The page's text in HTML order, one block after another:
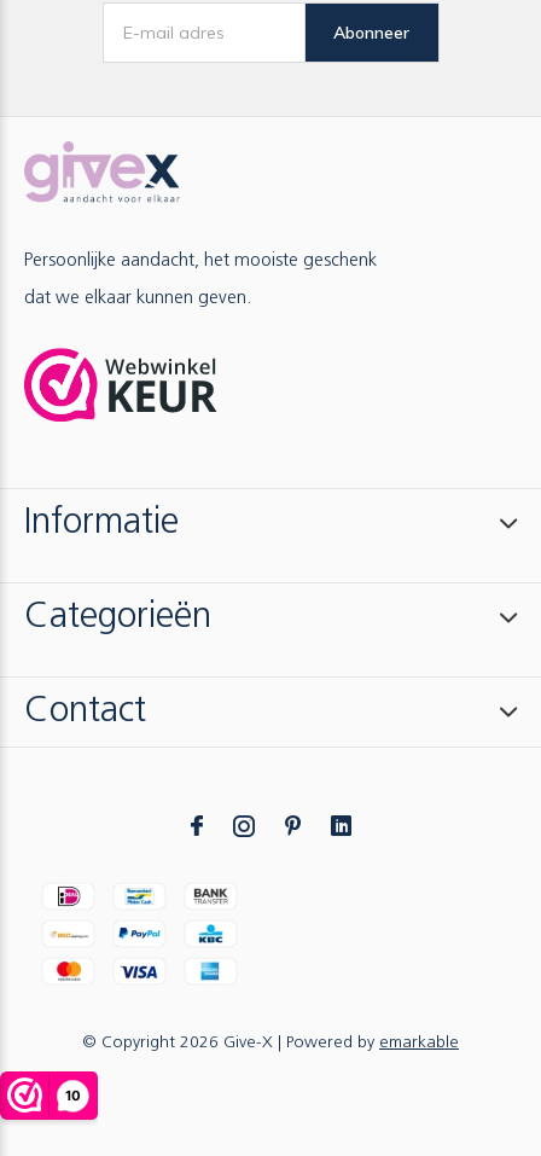
Abonneer
Persoonlijke aandacht, het mooiste geschenk
dat we elkaar kunnen geven.
Informatie
Categorieën
Contact
© Copyright 2026 Give-X | Powered by emarkable